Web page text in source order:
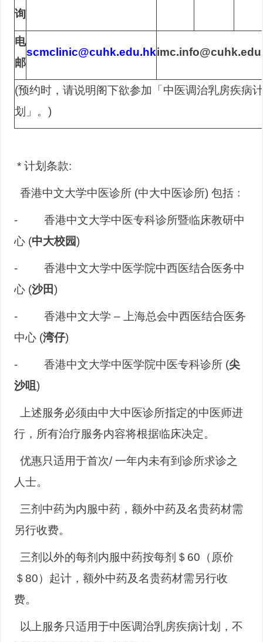
询
电
邮
scmclinic@cuhk.edu.hk
(预约时，请说明阁下欲参加「中医调治乳房疾病
划」。)
* 计划条款:
 香港中文大学中医诊所 (中大中医诊所) 包括﹕
- 香港中文大学中医专科诊所暨临床教研中
心 (中大校园)
- 香港中文大学中医学院中西医结合医务中
心 (沙田)
- 香港中文大学 – 上海总会中西医结合医务
中心 (湾仔)
- 香港中文大学中医学院中医专科诊所 (尖
沙咀)
 上述服务必须由中大中医诊所指定的中医师进
行，所有治疗服务内容将根据临床决定。
 优惠只适用于首次/ 一年内未有到诊所求诊之
人士。
 三剂中药为内服中药，额外中药及名贵药材需
另行收费。
 三剂以外的每剂内服中药按每剂＄60（原价
＄80）起计，额外中药及名贵药材需另行收
费。
 以上服务只适用于中医调治乳房疾病计划，不